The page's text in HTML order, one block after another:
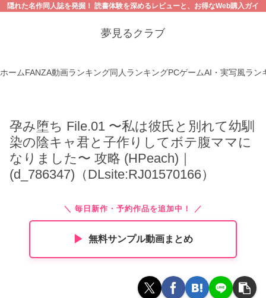
隠れた名作同人誌を発掘！ 読書体験を深めるレビューと、お得なWeb購入ガイ
夢見るクラブ
ホームFANZA動画ランキング同人ランキングPCゲームAI・実写風ラン
孕み堕ち File.01 〜私は彼氏と別れて幼馴
染の陰キャ君と子作りしてボテ腹ママに
なりました〜 攻略 (HPeach)｜
(d_786347)（DLsite:RJ01570166）
＼ 毎日新作・予約作品を追加中！ ／
▶︎ 無料サンプル動画まとめ